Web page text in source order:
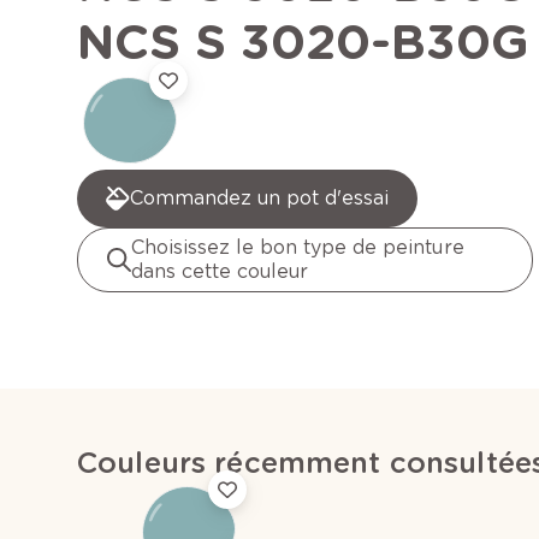
NCS S 3020-B30G
Commandez un pot d'essai
Choisissez le bon type de peinture
dans cette couleur
Couleurs récemment